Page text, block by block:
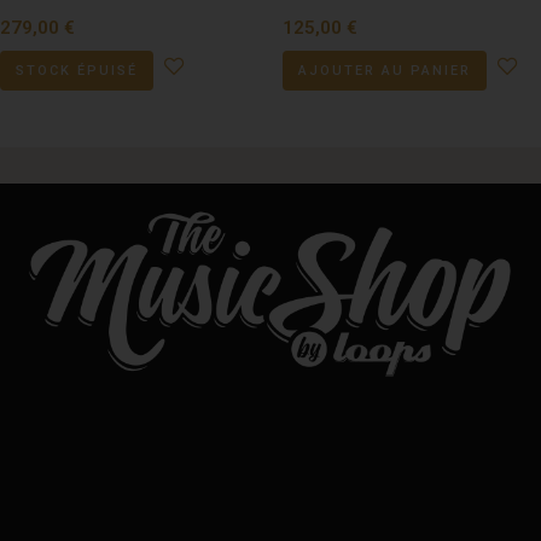
279,00 €
STOCK ÉPUISÉ
125,00 €
AJOUTER AU PANIER